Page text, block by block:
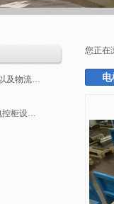
定制非标托盘类产品以及物流包装
厂房/工业/设备配套电控柜设计制作调试
您正在